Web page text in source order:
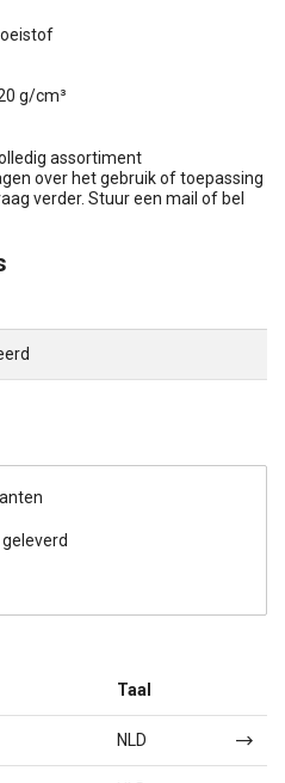
Taal
NLD
g/cm³
assortiment
over het gebruik of toepassing
verder. Stuur een mail of bel